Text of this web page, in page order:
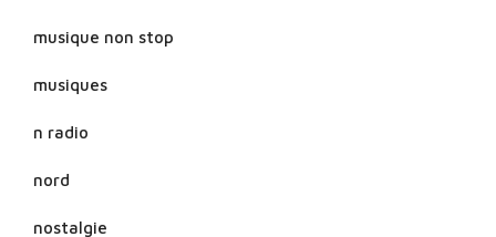
musique non stop
musiques
n radio
nord
nostalgie